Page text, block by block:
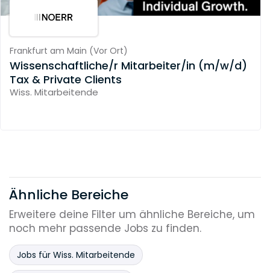
Frankfurt am Main (Vor Ort)
Wissenschaftliche/r Mitarbeiter/in (m/w/d)
Tax & Private Clients
Wiss. Mitarbeitende
Ähnliche Bereiche
Erweitere deine Filter um ähnliche Bereiche, um
noch mehr passende Jobs zu finden.
Jobs für Wiss. Mitarbeitende